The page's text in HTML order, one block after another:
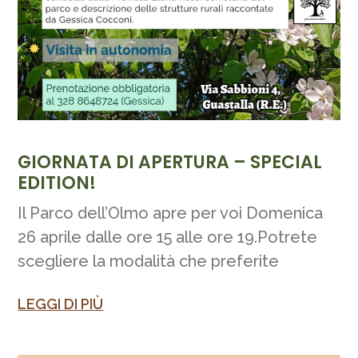
GIORNATA DI APERTURA – SPECIAL
EDITION!
Il Parco dell’Olmo apre per voi Domenica
26 aprile dalle ore 15 alle ore 19.Potrete
scegliere la modalità che preferite
LEGGI DI PIÙ